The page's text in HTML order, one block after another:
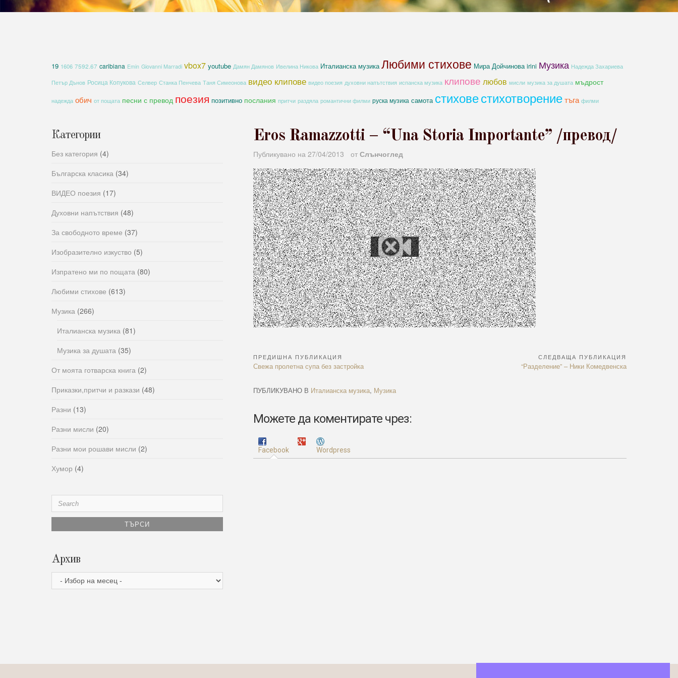
19 1606 7592.67 caribiana Emin Giovanni Marradi vbox7 youtube Дамян Дамянов Ивелина Никова Италианска музика Любими стихове Мира Дойчинова irini Музика Надежда Захариева
Петър Дънов Росица Копукова Селвер Станка Пенчева Таня Симеонова видео клипове видео поезия духовни напътствия испанска музика клипове любов мисли музика за душата мъдрост
надежда обич от пощата песни с превод поезия позитивно послания притчи раздяла романтични филми руска музика самота стиховестихотворениетъга филми
Eros Ramazzotti – “Una Storia Importante” /превод/
Публикувано на 27/04/2013 от Слънчоглед
Навигация
ПРЕДИШНА ПУБЛИКАЦИЯ
Previous
Свежа пролетна супа без застройка
СЛЕДВАЩА ПУБЛИКАЦИЯ
Next
“Разделение” – Ники Комедвенска
ПУБЛИКУВАНО В Италианска музика, Музика
Можете да коментирате чрез:
Facebook Wordpress
Категории
Без категория (4)
Българска класика (34)
ВИДЕО поезия (17)
Духовни напътствия (48)
За свободното време (37)
Изобразително изкуство (5)
Изпратено ми по пощата (80)
Любими стихове (613)
Музика (266)
Италианска музика (81)
Музика за душата (35)
От моята готварска книга (2)
Приказки,притчи и разкази (48)
Разни (13)
Разни мисли (20)
Разни мои рошави мисли (2)
Хумор (4)
Search
for:
Архив
Архив